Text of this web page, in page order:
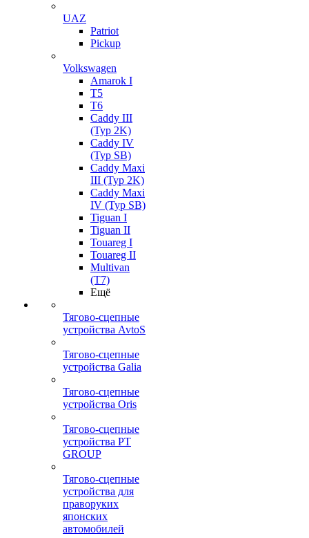
UAZ
Patriot
Pickup
Volkswagen
Amarok I
T5
T6
Caddy III
(Typ 2K)
Caddy IV
(Typ SB)
Caddy Maxi
III (Typ 2K)
Caddy Maxi
IV (Typ SB)
Tiguan I
Tiguan II
Touareg I
Touareg II
Multivan
(T7)
Ещё
Тягово-сцепные
устройства AvtoS
Тягово-сцепные
устройства Galia
Тягово-сцепные
устройства Oris
Тягово-сцепные
устройства PT
GROUP
Тягово-сцепные
устройства для
праворуких
японских
автомобилей